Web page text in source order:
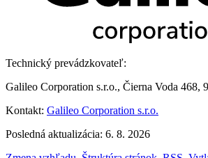
Technický prevádzkovateľ:
Galileo Corporation s.r.o., Čierna Voda 468,
Kontakt: Galileo Corporation s.r.o.
Posledná aktualizácia: 6. 8. 2026